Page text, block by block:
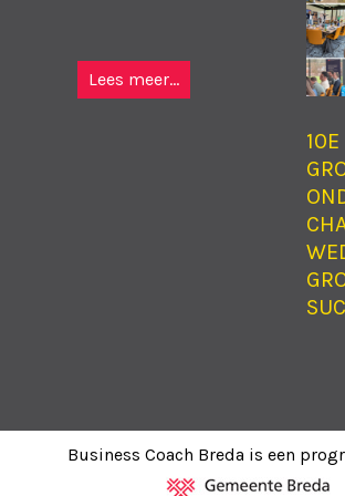
Lees meer...
Business Coach Breda is een